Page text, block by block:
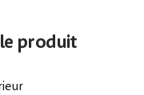
produit